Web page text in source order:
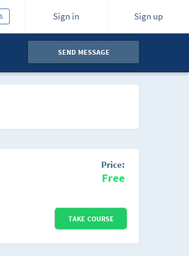
Sign in Sign up
SEND MESSAGE
Price:
Free
TAKE COURSE